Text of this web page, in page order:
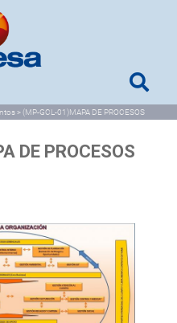
> (MP-GCL-01)MAPA DE PROCESOS
DE PROCESOS